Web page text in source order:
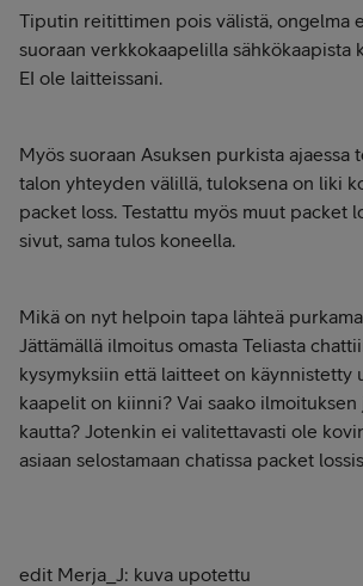
Tiputin reitittimen pois välistä, ongelma
suoraan verkkokaapelilla sähkökaapista
EI ole laitteissani.
Myös suoraan Asuksen purkista ajaessa
talon yhteyden välillä, tuloksena on liki
packet loss. Testattu myös muut packet
sivut, sama tulos koneella.
Mikä on nyt helpoin tapa lähteä
Jättämällä ilmoitus omasta Teliasta
kysymyksiin että laitteet on käynnistetty
kaapelit on kiinni? Vai saako
kautta? Jotenkin ei valitettavasti ole
asiaan selostamaan chatissa packet
edit Merja_J: kuva upotettu